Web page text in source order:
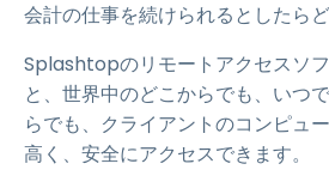
会計の仕事を続けられるとしたら
Splashtopのリモートアクセスソ
と、世界中のどこからでも、いつ
らでも、クライアントのコンピュ
高く、安全にアクセスできます。